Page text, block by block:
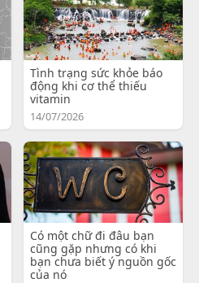
Tình trạng sức khỏe báo
động khi cơ thể thiếu
vitamin
14/07/2026
Có một chữ đi đâu bạn
cũng gặp nhưng có khi
bạn chưa biết ý nguồn gốc
của nó